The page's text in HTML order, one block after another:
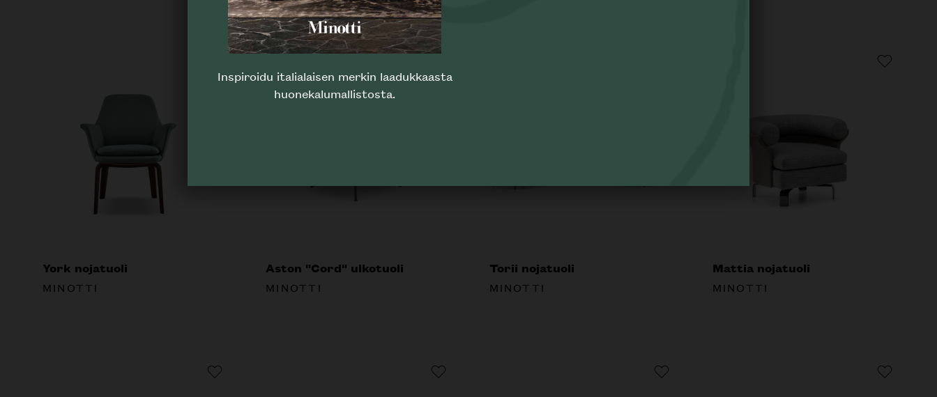
York nojatuoli
MINOTTI
Aston "Cord" ulkotuoli
MINOTTI
Torii nojatuoli
MINOTTI
Mattia nojatuoli
MINOTTI
Inspiroidu italialaisen merkin laadukkaasta
huonekalumallistosta.